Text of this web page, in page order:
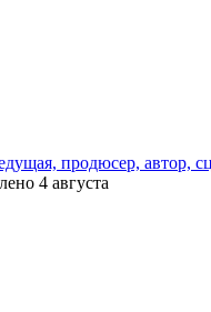
продюсер, автор,
4 августа